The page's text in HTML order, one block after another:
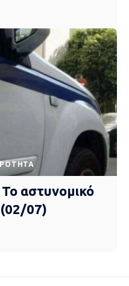
αστυνομικό
(02/07)